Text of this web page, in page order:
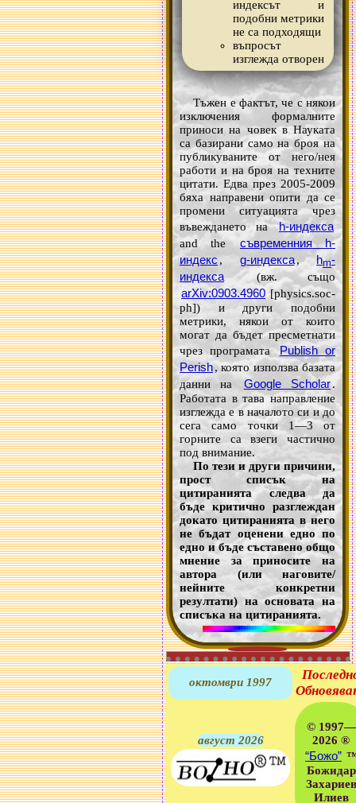
индексът и
подобни метрики
не са подходящи
въпросът
изглежда отворен
Тъжен е фактът, че с някои
изключения формалните
приноси на човек в Науката
са базирани само на броя на
публикуваните от него/нея
работи и на броя на техните
цитати. Едва през 2005-2009
бяха направени опити да се
промени ситуацията чрез
въвеждането наh-индекса
and the съвременния h-
индекс , g-индекса, hm-
индекса (вж. също
arXiv:0903.4960 [physics.soc-
ph]) и други подобни
метрики, някои от които
могат да бъдет пресметнати
чрез програматаPublish or
Perish, която използва базата
данни на
Google Scholar.
Работата в тава направление
изглежда е в началото си и до
сега само точки 1—3 от
горните са взеги частично
под внимание.
По тези и други причини,
прост списък на
цитиранията следва да
бъде критично разглеждан
докато цитиранията в него
не бъдат оценени едно по
едно и бъде съставено общо
мнение за приносите на
автора (или наговите/
нейните конкретни
резултати) на основата на
списъка на цитиранията.
октомври 1997
август 2026
© 1997—
2026 ®
“Божо”
Божидар
Захариев
Илиев